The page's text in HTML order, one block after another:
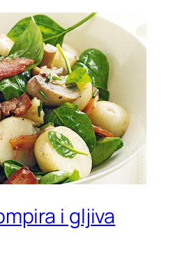
i gljiva